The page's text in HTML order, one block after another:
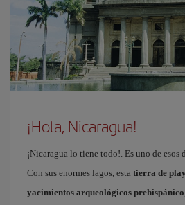
¡Hola, Nicaragua!
¡Nicaragua lo tiene todo!. Es uno de esos
Con sus enormes lagos, esta tierra de
yacimientos arqueológicos prehispánico